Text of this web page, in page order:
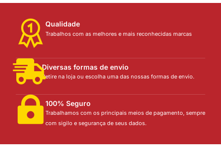
Qualidade
Trabalhos com as melhores e mais reconhecidas marcas
Diversas formas de envio
Retire na loja ou escolha uma das nossas formas de envio.
100% Seguro
Trabalhamos com os principais meios de pagamento, sempre
com sigilo e segurança de seus dados.